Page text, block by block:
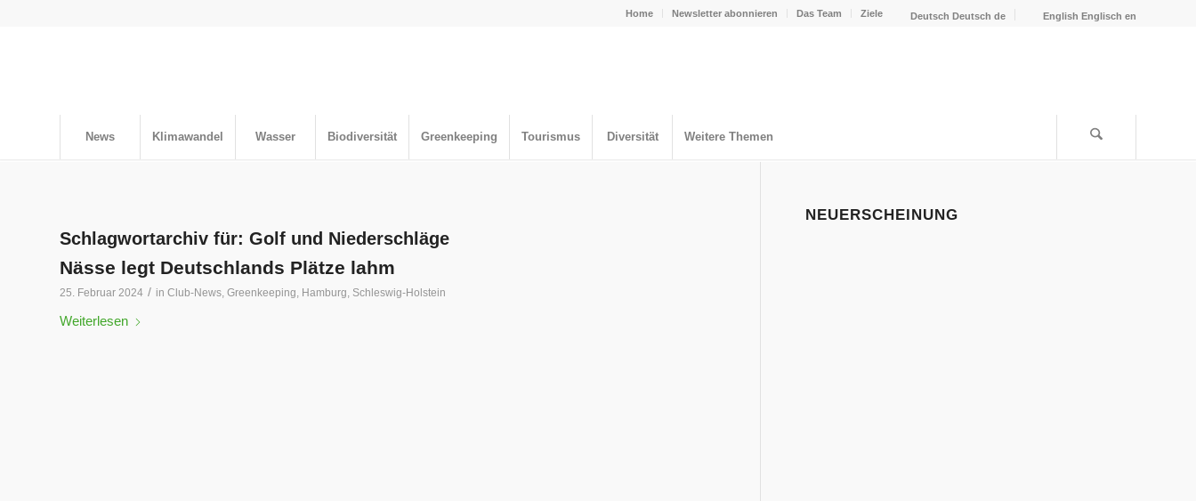
Home Newsletter abonnieren Das Team Ziele Deutsch Deutsch de English Englisch en
News Klimawandel Wasser Biodiversität Greenkeeping Tourismus Diversität Weitere Themen
Schlagwortarchiv für: Golf und Niederschläge
Nässe legt Deutschlands Plätze lahm
25. Februar 2024 / in Club-News, Greenkeeping, Hamburg, Schleswig-Holstein
Weiterlesen
NEUERSCHEINUNG